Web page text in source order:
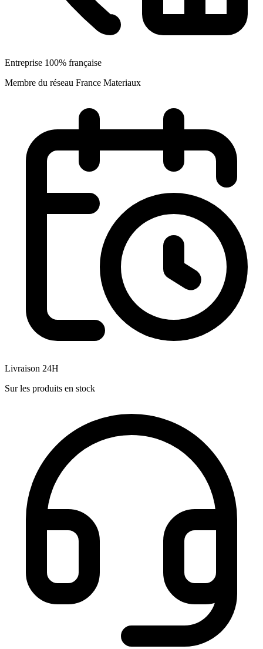
Entreprise 100% française
Membre du réseau France Materiaux
Livraison 24H
Sur les produits en stock